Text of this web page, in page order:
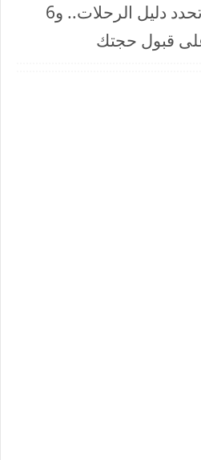
العامة لشؤون الحج تحدد دليل الرحلات.. و6
قبول حجتك